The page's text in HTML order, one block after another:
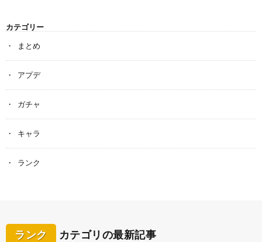
カテゴリー
まとめ
アプデ
ガチャ
キャラ
ランク
ランク カテゴリの最新記事